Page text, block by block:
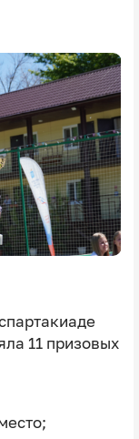
11 призовых